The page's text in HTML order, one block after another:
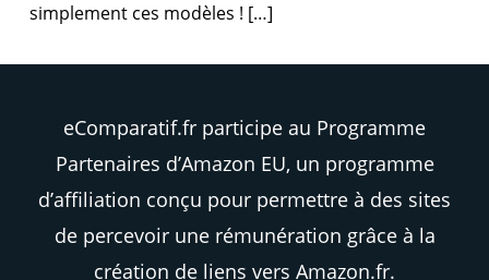
simplement ces modèles ! […]
eComparatif.fr participe au Programme
Partenaires d’Amazon EU, un programme
d’affiliation conçu pour permettre à des sites
de percevoir une rémunération grâce à la
création de liens vers Amazon.fr.